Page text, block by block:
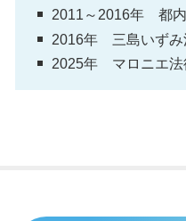
2011～2016年 都
2016年 三島いずみ
2025年 マロニエ法